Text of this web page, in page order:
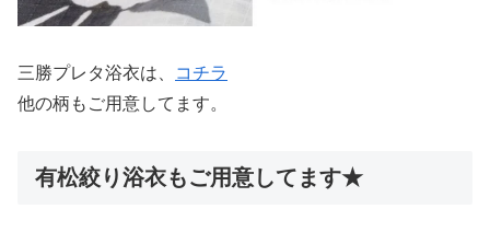
三勝プレタ浴衣は、
コチラ
他の柄もご用意してます。
有松絞り浴衣もご用意してます★